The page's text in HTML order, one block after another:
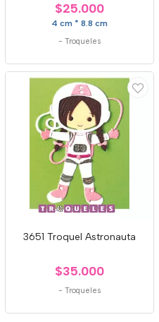
$25.000
4 cm * 8.8 cm
- Troqueles
3651 Troquel Astronauta
$35.000
- Troqueles